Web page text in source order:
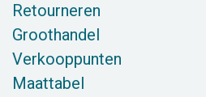
Retourneren
Groothandel
Verkooppunten
Maattabel